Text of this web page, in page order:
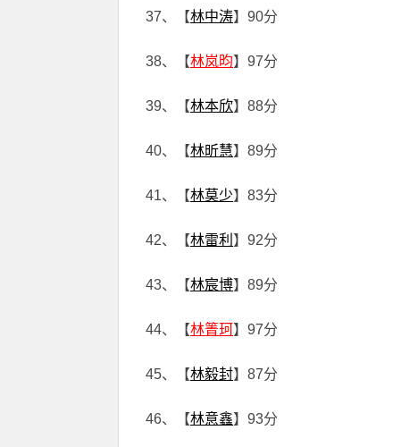
37、【林中涛】90分
38、【林岚昀】97分
39、【林本欣】88分
40、【林昕慧】89分
41、【林莫少】83分
42、【林雷利 】92分
43、【林宸博】89分
44、【林箐珂】97分
45、【林毅封】87分
46、【林意鑫】93分